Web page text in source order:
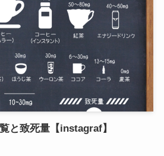
と致死量【instagraf】